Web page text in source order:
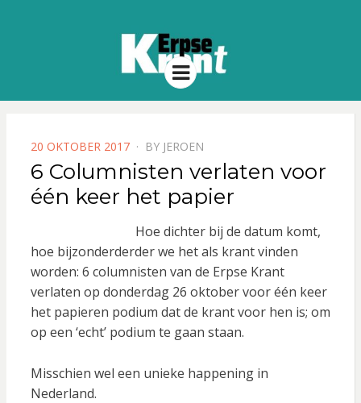
Menu
POSTED
ON
20 OKTOBER 2017 BY JEROEN
6 Columnisten verlaten voor
één keer het papier
Hoe dichter bij de datum komt,
hoe bijzonderderder we het als krant vinden
worden: 6 columnisten van de Erpse Krant
verlaten op donderdag 26 oktober voor één keer
het papieren podium dat de krant voor hen is; om
op een ‘echt’ podium te gaan staan.
Misschien wel een unieke happening in
Nederland.